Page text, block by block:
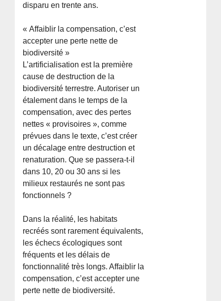
disparu en trente ans.
« Affaiblir la compensation, c’est
accepter une perte nette de
biodiversité »
L’artificialisation est la première
cause de destruction de la
biodiversité terrestre. Autoriser un
étalement dans le temps de la
compensation, avec des pertes
nettes « provisoires », comme
prévues dans le texte, c’est créer
un décalage entre destruction et
renaturation. Que se passera-t-il
dans 10, 20 ou 30 ans si les
milieux restaurés ne sont pas
fonctionnels ?
Dans la réalité, les habitats
recréés sont rarement équivalents,
les échecs écologiques sont
fréquents et les délais de
fonctionnalité très longs. Affaiblir la
compensation, c’est accepter une
perte nette de biodiversité.